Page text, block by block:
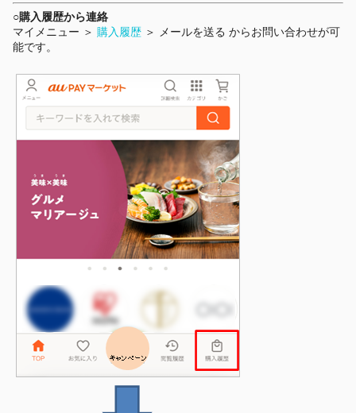
○購入履歴から連絡
マイメニュー ＞ 購入履歴 ＞ メールを送る からお問い合わせが可
能です。